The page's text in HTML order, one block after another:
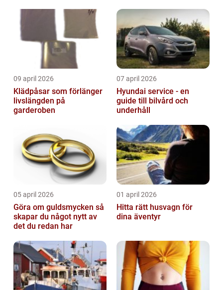
09 april 2026
Klädpåsar som förlänger
livslängden på
garderoben
07 april 2026
Hyundai service - en
guide till bilvård och
underhåll
05 april 2026
Göra om guldsmycken så
skapar du något nytt av
det du redan har
01 april 2026
Hitta rätt husvagn för
dina äventyr